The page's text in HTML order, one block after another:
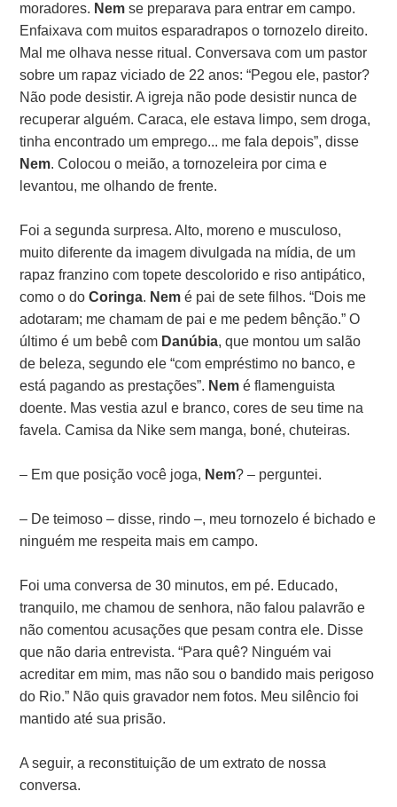
moradores. Nemse preparava para entrar em campo.
Enfaixava com muitos esparadrapos o tornozelo direito.
Mal me olhava nesse ritual. Conversava com um pastor
sobre um rapaz viciado de 22 anos: “Pegou ele, pastor?
Não pode desistir. A igreja não pode desistir nunca de
recuperar alguém. Caraca, ele estava limpo, sem droga,
tinha encontrado um emprego... me fala depois”, disse
Nem. Colocou o meião, a tornozeleira por cima e
levantou, me olhando de frente.
Foi a segunda surpresa. Alto, moreno e musculoso,
muito diferente da imagem divulgada na mídia, de um
rapaz franzino com topete descolorido e riso antipático,
como o doCoringa. Nemé pai de sete filhos. “Dois me
adotaram; me chamam de pai e me pedem bênção.” O
último é um bebê com Danúbia, que montou um salão
de beleza, segundo ele “com empréstimo no banco, e
está pagando as prestações”. Nemé flamenguista
doente. Mas vestia azul e branco, cores de seu time na
favela. Camisa da Nike sem manga, boné, chuteiras.
– Em que posição você joga, Nem? – perguntei.
– De teimoso – disse, rindo –, meu tornozelo é bichado e
ninguém me respeita mais em campo.
Foi uma conversa de 30 minutos, em pé. Educado,
tranquilo, me chamou de senhora, não falou palavrão e
não comentou acusações que pesam contra ele. Disse
que não daria entrevista. “Para quê? Ninguém vai
acreditar em mim, mas não sou o bandido mais perigoso
do Rio.” Não quis gravador nem fotos. Meu silêncio foi
mantido até sua prisão.
A seguir, a reconstituição de um extrato de nossa
conversa.